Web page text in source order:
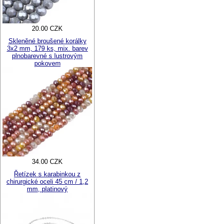
20.00 CZK
Skleněné broušené korálky
3x2 mm, 179 ks, mix. barev
plnobarevné s lustrovým
pokovem
34.00 CZK
Řetízek s karabinkou z
chirurgické oceli 45 cm / 1,2
mm, platinový